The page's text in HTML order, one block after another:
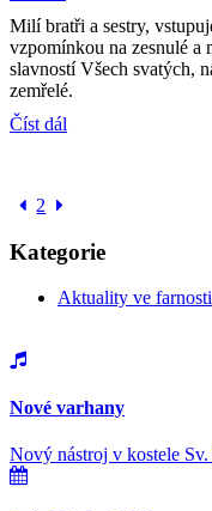
Milí bratři a sestry,
vzpomínkou na zesnulé a
slavností Všech svatých,
zemřelé.
Číst dál
2
Kategorie
Aktuality ve farnosti
Nové varhany
Nový nástroj v kostele